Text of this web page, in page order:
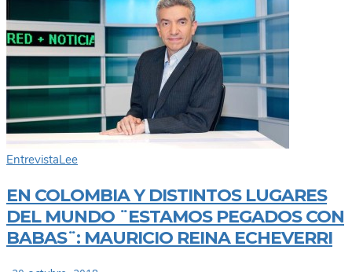
EntrevistaLee
EN COLOMBIA Y DISTINTOS LUGARES
DEL MUNDO ¨ESTAMOS PEGADOS CON
BABAS¨: MAURICIO REINA ECHEVERRI